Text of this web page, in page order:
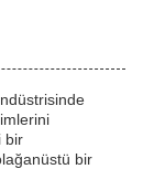
bir
bir